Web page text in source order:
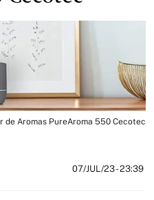
de Aromas PureAroma 550 Cecotec
07/JUL/23- 23:39